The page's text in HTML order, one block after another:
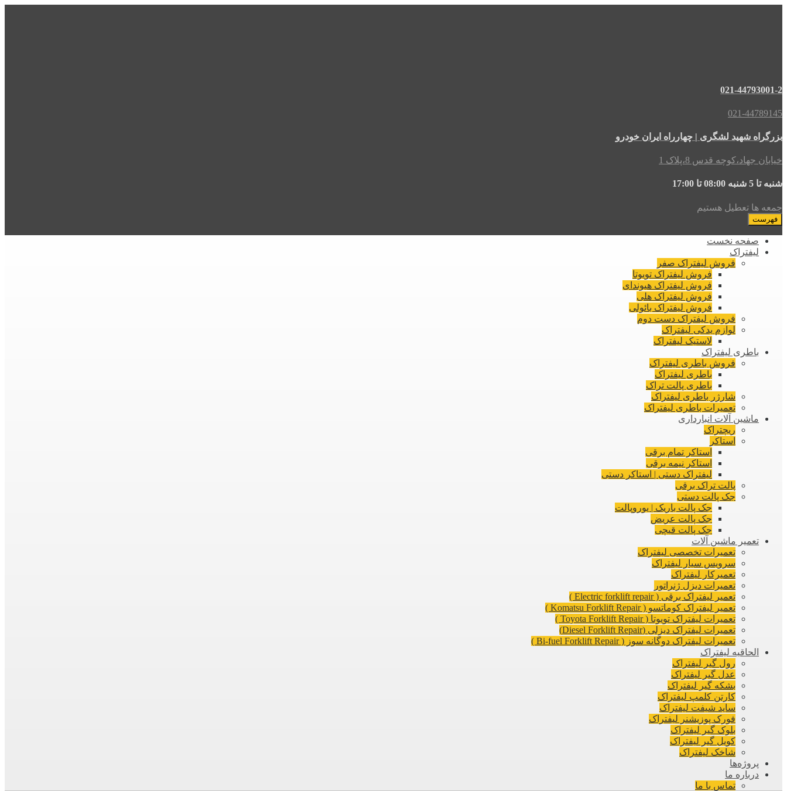
021-44793001-2
021-44789145
بزرگراه شهید لشگری | چهارراه ایران خودرو
خیابان جهاد،کوچه قدس 8،پلاک 1
شنبه تا 5 شنبه 08:00 تا 17:00
جمعه ها تعطیل هستیم
فهرست
صفحه نخست
لیفتراک
فروش لیفتراک صفر
فروش لیفتراک تویوتا
فروش لیفتراک هیوندای
فروش لیفتراک هلی
فروش لیفتراک بائولی
فروش لیفتراک دست دوم
لوازم یدکی لیفتراک
لاستیک لیفتراک
باطری لیفتراک
فروش باطری لیفتراک
باطری لیفتراک
باطری پالت تراک
شارژر باطری لیفتراک
تعمیرات باطری لیفتراک
ماشین آلات انبارداری
ریچتراک
استاکر
استاکر تمام برقی
استاکر نیمه برقی
لیفتراک دستی | استاکر دستی
پالت تراک برقی
جک پالت دستی
جک پالت باریک | یوروپالت
جک پالت عریض
جک پالت قیچی
تعمیر ماشین آلات
تعمیرات تخصصی لیفتراک
سرویس سیار لیفتراک
تعمیرکار لیفتراک
تعمیرات دیزل ژنراتور
تعمیر لیفتراک برقی ( Electric forklift repair )
تعمیر لیفتراک کوماتسو ( Komatsu Forklift Repair )
تعمیرات لیفتراک تویوتا ( Toyota Forklift Repair )
تعمیرات لیفتراک دیزلی (Diesel Forklift Repair)
تعمیرات لیفتراک دوگانه سوز ( Bi-fuel Forklift Repair )
الحاقیه لیفتراک
رول گیر لیفتراک
عدل گیر لیفتراک
بشکه گیر لیفتراک
کارتن کلمپ لیفتراک
ساید شیفت لیفتراک
فورک پوزیشنر لیفتراک
بلوک گیر لیفتراک
کویل گیر لیفتراک
شاخک لیفتراک
پروژه‌ها
درباره ما
تماس با ما